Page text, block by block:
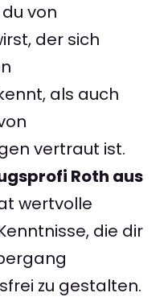
von
der sich
als auch
vertraut ist.
Roth aus
wertvolle
die dir
zu gestalten.